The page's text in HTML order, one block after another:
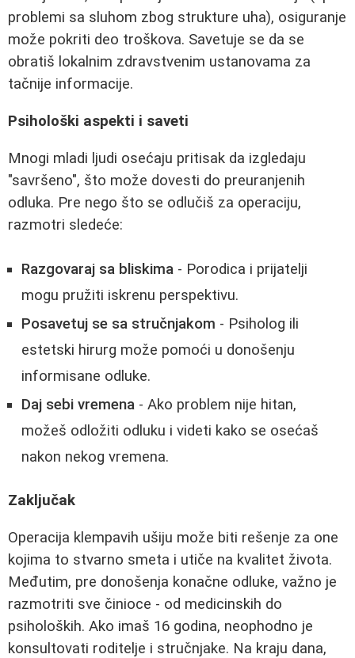
problemi sa sluhom zbog strukture uha), osiguranje
može pokriti deo troškova. Savetuje se da se
obratiš lokalnim zdravstvenim ustanovama za
tačnije informacije.
Psihološki aspekti i saveti
Mnogi mladi ljudi osećaju pritisak da izgledaju
"savršeno", što može dovesti do preuranjenih
odluka. Pre nego što se odlučiš za operaciju,
razmotri sledeće:
Razgovaraj sa bliskima - Porodica i prijatelji
mogu pružiti iskrenu perspektivu.
Posavetuj se sa stručnjakom - Psiholog ili
estetski hirurg može pomoći u donošenju
informisane odluke.
Daj sebi vremena - Ako problem nije hitan,
možeš odložiti odluku i videti kako se osećaš
nakon nekog vremena.
Zaključak
Operacija klempavih ušiju može biti rešenje za one
kojima to stvarno smeta i utiče na kvalitet života.
Međutim, pre donošenja konačne odluke, važno je
razmotriti sve činioce - od medicinskih do
psiholoških. Ako imaš 16 godina, neophodno je
konsultovati roditelje i stručnjake. Na kraju dana,